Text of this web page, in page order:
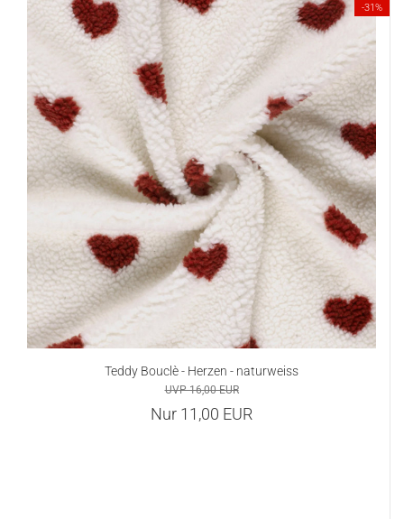
-31%
Teddy Bouclè - Herzen - naturweiss
UVP 16,00 EUR
Nur 11,00 EUR